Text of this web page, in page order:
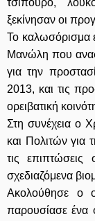
τσίπουρο,
ξεκίνησαν οι
Το καλωσόρισμα
Μανώλη που
για την
2013, και τις
ορειβατική
Στη συνέχεια ο
και Πολιτών
τις
σχεδιαζόμενα
Ακολούθησε ο
παρουσίασε ένα